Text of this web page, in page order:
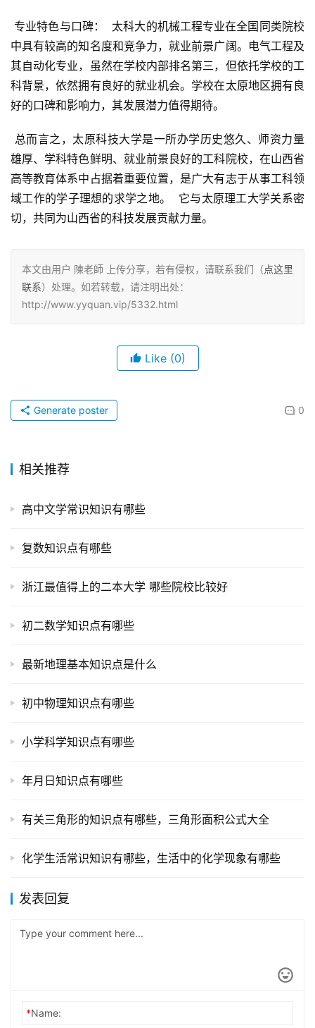
专业特色与口碑：  太科大的机械工程专业在全国同类院校
中具有较高的知名度和竞争力，就业前景广阔。电气工程及
其自动化专业，虽然在学校内部排名第三，但依托学校的工
科背景，依然拥有良好的就业机会。学校在太原地区拥有良
好的口碑和影响力，其发展潜力值得期待。
雄厚、学科特色鲜明、就业前景良好的工科院校，在山西省
高等教育体系中占据着重要位置，是广大有志于从事工科领
域工作的学子理想的求学之地。  它与太原理工大学关系密
切，共同为山西省的科技发展贡献力量。
本文由用户 陳老師 上传分享，若有侵权，请联系我们（点这里
联系）处理。如若转载，请注明出处：
http://www.yyquan.vip/5332.html
Like (0)
0
Generate poster
相关推荐
高中文学常识知识有哪些
复数知识点有哪些
浙江最值得上的二本大学 哪些院校比较好
初二数学知识点有哪些
最新地理基本知识点是什么
初中物理知识点有哪些
小学科学知识点有哪些
年月日知识点有哪些
有关三角形的知识点有哪些，三角形面积公式大全
化学生活常识知识有哪些，生活中的化学现象有哪些
发表回复
*Name: